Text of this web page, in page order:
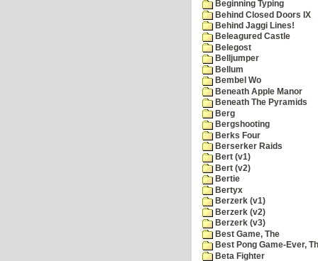
Beginning Typing
Behind Closed Doors IX
Behind Jaggi Lines!
Beleagured Castle
Belegost
Belljumper
Bellum
Bembel Wo
Beneath Apple Manor
Beneath The Pyramids
Berg
Bergshooting
Berks Four
Berserker Raids
Bert (v1)
Bert (v2)
Bertie
Bertyx
Berzerk (v1)
Berzerk (v2)
Berzerk (v3)
Best Game, The
Best Pong Game-Ever,
Beta Fighter